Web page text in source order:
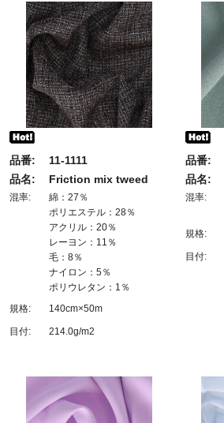
品番:
11-1111
品名:
Friction mix tweed
混率:
綿：27％
ポリエステル：28％
アクリル：20％
レーヨン：11％
毛：8％
ナイロン：5％
ポリウレタン：1％
規格:
140cm×50m
目付: 214.0g/m2
品番:
品名:
混率:
規格:
目付: